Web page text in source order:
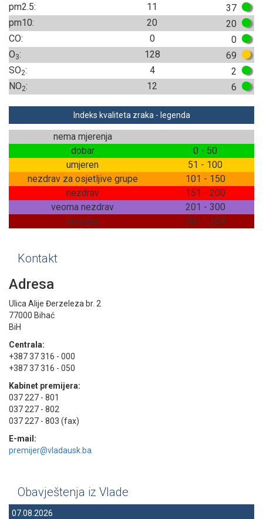
pm2.5:
11
37
pm10:
20
20
CO:
0
0
O3: 128
69
SO2: 4
2
NO2: 12 6
Indeks kvaliteta zraka - legenda
nema mjerenja
dobar
0 - 50
umjeren
51 - 100
nezdrav za osjetljive grupe
101 - 150
nezdrav
151 - 200
veoma nezdrav
201 - 300
opasan
301 - 500
Kontakt
Adresa
Ulica Alije Đerzeleza br. 2
77000 Bihać
BiH
Centrala:
+387 37 316 - 000
+387 37 316 - 050
Kabinet premijera:
037 227 - 801
037 227 - 802
037 227 - 803 (fax)
E-mail:
premijer@vladausk.ba
Obavještenja iz Vlade
07.08.2026